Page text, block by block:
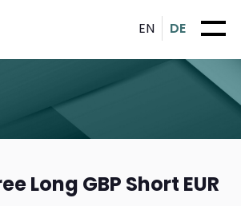
EN DE
Long GBP Short EUR